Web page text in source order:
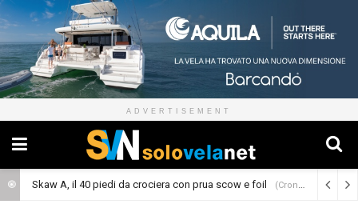
ADVERTISEMENT
Skaw A, il 40 piedi da crociera con prua scow e foil (Cronaca)